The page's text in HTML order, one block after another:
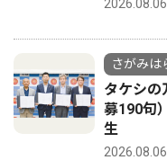
2026.08.06
さがみは
タケシ
募190句
生
2026.08.06